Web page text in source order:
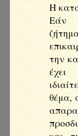
Η
Εάν
την
θέμα,